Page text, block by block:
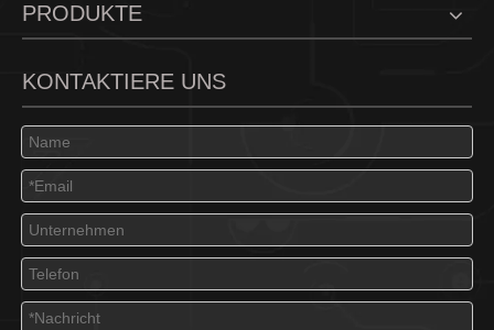
PRODUKTE
KONTAKTIERE UNS